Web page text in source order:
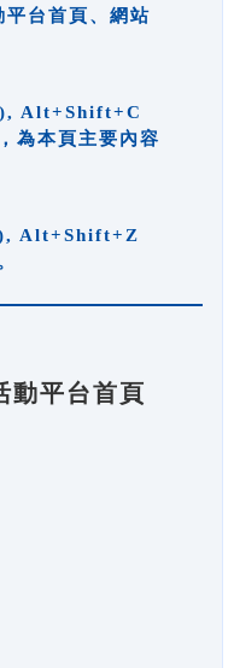
平台首頁、網站
Alt+Shift+C
為本頁主要內容
Alt+Shift+Z
動平台首頁